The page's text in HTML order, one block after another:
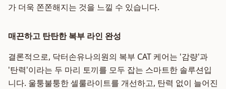
가 더욱 쫀쫀해지는 것을 느낄 수 있습니다.
매끈하고 탄탄한 복부 라인 완성
결론적으로, 닥터손유나의원의 복부 CAT 케어는 '감량'과
'탄력'이라는 두 마리 토끼를 모두 잡는 스마트한 솔루션입
니다. 울퉁불퉁한 셀룰라이트를 개선하고, 탄력 없이 늘어진